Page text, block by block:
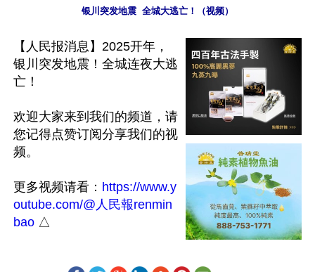
银川突发地震  全城大逃亡！（视频）
【人民报消息】2025开年，
银川突发地震！全城连夜大逃
亡！
欢迎大家来到我们的频道，请
您记得点赞订阅分享我们的视
频。
更多视频请看： https://www.y
outube.com/@人民報renmin
bao